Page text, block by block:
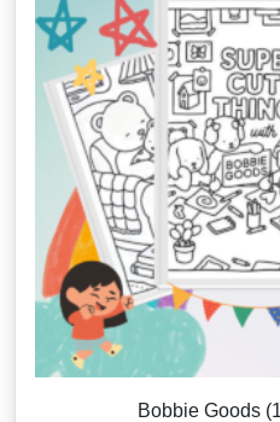
Bobbie Goods